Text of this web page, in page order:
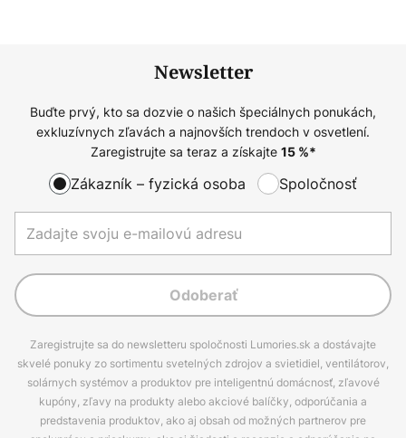
Newsletter
Buďte prvý, kto sa dozvie o našich špeciálnych ponukách,
exkluzívnych zľavách a najnovších trendoch v osvetlení.
Zaregistrujte sa teraz a získajte 15%*
Zákazník – fyzická osoba Spoločnosť
Odoberať
Zaregistrujte sa do newsletteru spoločnosti Lumories.sk a dostávajte
skvelé ponuky zo sortimentu svetelných zdrojov a svietidiel, ventilátorov,
solárnych systémov a produktov pre inteligentnú domácnosť, zľavové
kupóny, zľavy na produkty alebo akciové balíčky, odporúčania a
predstavenia produktov, ako aj obsah od možných partnerov pre